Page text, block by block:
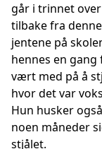
går i trinnet
tilbake fra
jentene på
hennes en
vært med på å
hvor det var
Hun husker
noen måneder
stjålet.